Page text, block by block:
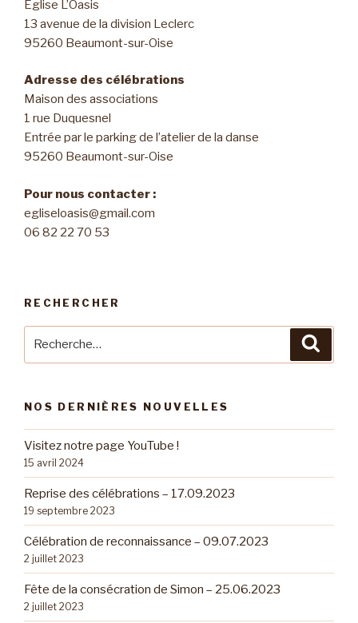
Eglise L’Oasis
13 avenue de la division Leclerc
95260 Beaumont-sur-Oise
Adresse des célébrations
Maison des associations
1 rue Duquesnel
Entrée par le parking de l’atelier de la danse
95260 Beaumont-sur-Oise
Pour nous contacter :
egliseloasis@gmail.com
06 82 22 70 53
RECHERCHER
NOS DERNIÈRES NOUVELLES
Visitez notre page YouTube !
15 avril 2024
Reprise des célébrations – 17.09.2023
19 septembre 2023
Célébration de reconnaissance – 09.07.2023
2 juillet 2023
Fête de la consécration de Simon – 25.06.2023
2 juillet 2023